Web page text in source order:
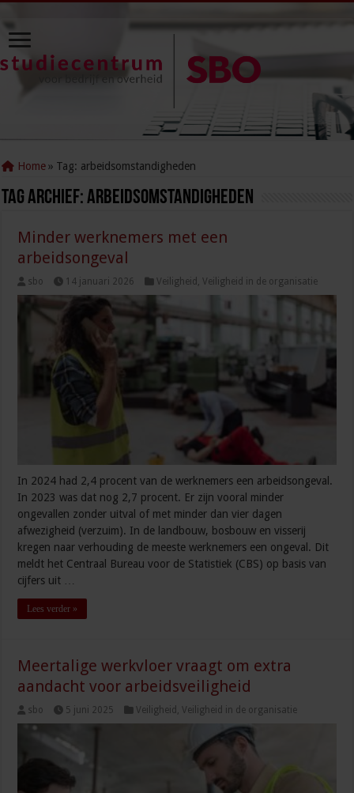
Home » Tag: arbeidsomstandigheden
Tag Archief:arbeidsomstandigheden
Minder werknemers met een
arbeidsongeval
sbo 14 januari 2026 Veiligheid ,Veiligheid in de organisatie
In 2024 had 2,4 procent van de werknemers een arbeidsongeval.
In 2023 was dat nog 2,7 procent. Er zijn vooral minder
ongevallen zonder uitval of met minder dan vier dagen
afwezigheid (verzuim). In de landbouw, bosbouw en visserij
kregen naar verhouding de meeste werknemers een ongeval. Dit
meldt het Centraal Bureau voor de Statistiek (CBS) op basis van
cijfers uit …
Lees verder »
Meertalige werkvloer vraagt om extra
aandacht voor arbeidsveiligheid
sbo 5 juni 2025 Veiligheid ,Veiligheid in de organisatie